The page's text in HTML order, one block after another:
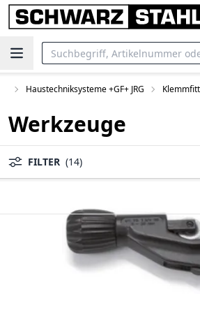
Haustechniksysteme +GF+ JRG
Werkzeuge
FILTER (14)